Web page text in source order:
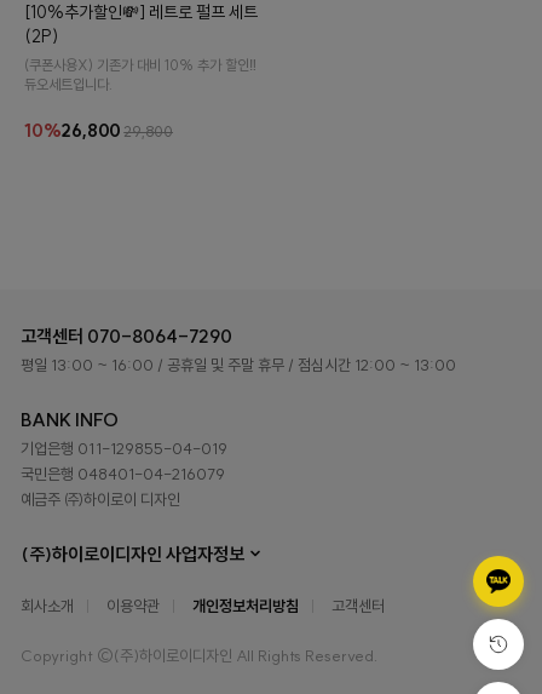
[10%추가할인💸] 레트로 펄프 세트
(2P)
(쿠폰사용X) 기존가 대비 10% 추가 할인‼️
듀오세트입니다.
10%26,800 29,800
고객센터 070-8064-7290
평일 13:00 ~ 16:00 / 공휴일 및 주말 휴무 / 점심시간 12:00 ~ 13:00
BANK INFO
기업은행 011-129855-04-019
국민은행 048401-04-216079
예금주 ㈜하이로이 디자인
(주)하이로이디자인 사업자정보
회사소개 이용약관 개인정보처리방침 고객센터
Copyright ©(주)하이로이디자인 All Rights Reserved.